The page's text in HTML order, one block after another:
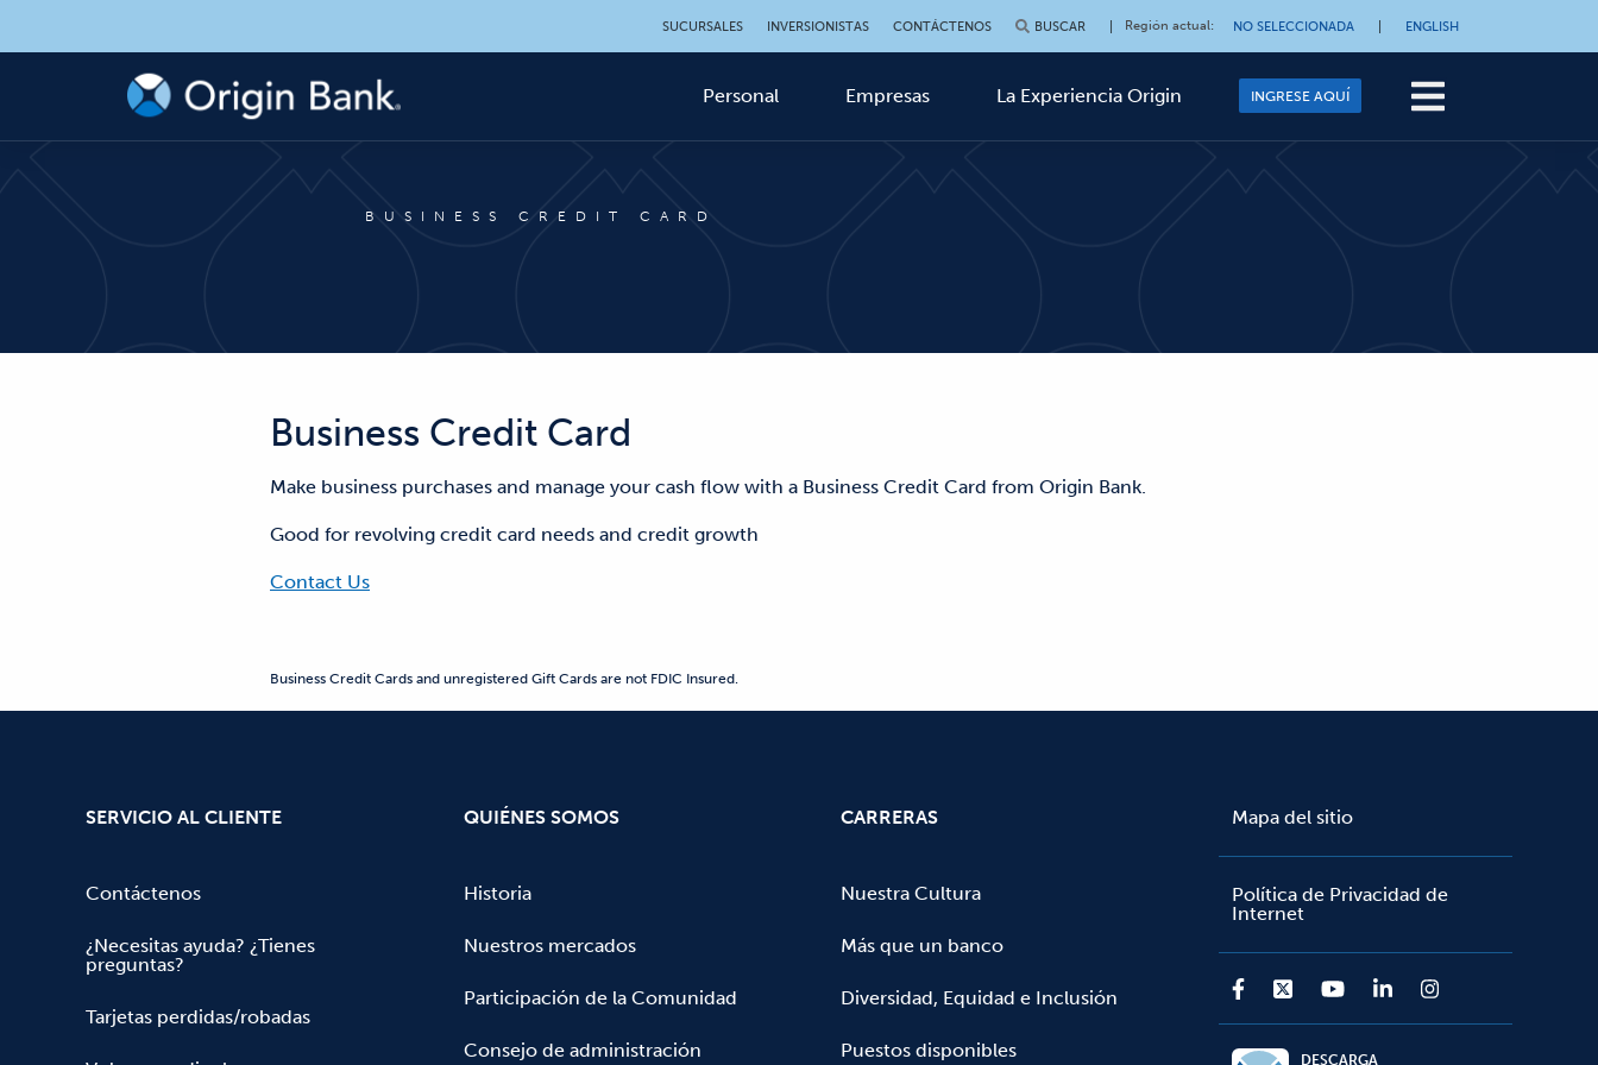
SUCURSALES INVERSIONISTAS CONTÁCTENOS BUSCAR Región actual: NO SELECCIONADA ENGLISH
Personal Empresas La Experiencia Origin INGRESE AQUÍ
BUSINESS CREDIT CARD
Business Credit Card
Make business purchases and manage your cash flow with a Business Credit Card from Origin Bank.
Good for revolving credit card needs and credit growth
Contact Us
Business Credit Cards and unregistered Gift Cards are not FDIC Insured.
SERVICIO AL CLIENTE
Contáctenos
¿Necesitas ayuda? ¿Tienes
preguntas?
Tarjetas perdidas/robadas
QUIÉNES SOMOS
Historia
Nuestros mercados
Participación de la Comunidad
Consejo de administración
CARRERAS
Nuestra Cultura
Más que un banco
Diversidad, Equidad e Inclusión
Puestos disponibles
Mapa del sitio
Política de Privacidad de
Internet
DESCARGA